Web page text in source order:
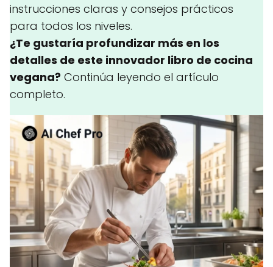
instrucciones claras y consejos prácticos
para todos los niveles.
¿Te gustaría profundizar más en los
detalles de este innovador libro de cocina
vegana? Continúa leyendo el artículo
completo.